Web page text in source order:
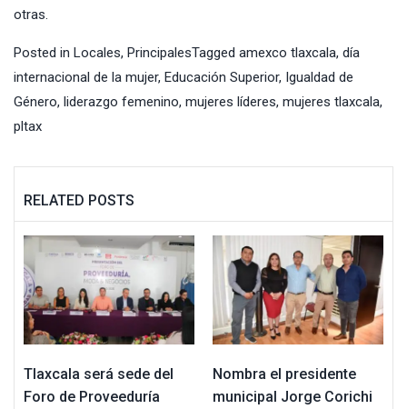
otras.
Posted in Locales, PrincipalesTagged amexco tlaxcala, día
internacional de la mujer, Educación Superior, Igualdad de
Género, liderazgo femenino, mujeres líderes, mujeres tlaxcala,
pltax
RELATED POSTS
Tlaxcala será sede del
Foro de Proveeduría
Nombra el presidente
municipal Jorge Corichi